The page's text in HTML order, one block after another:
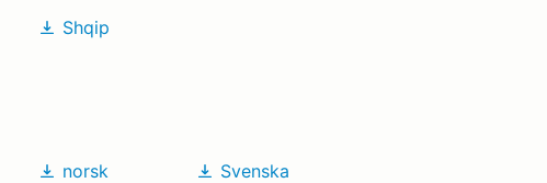
Shqip
norsk
Svenska